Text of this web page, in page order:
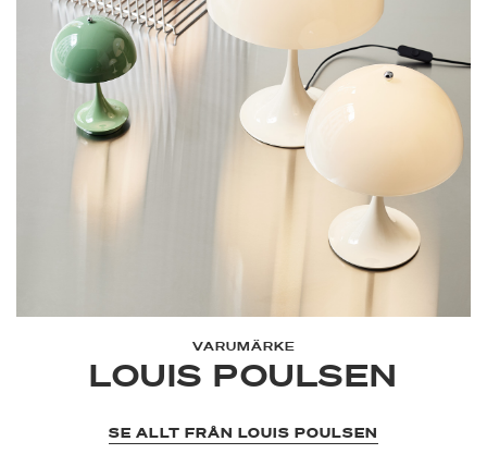
VARUMÄRKE
LOUIS POULSEN
SE ALLT FRÅN LOUIS POULSEN